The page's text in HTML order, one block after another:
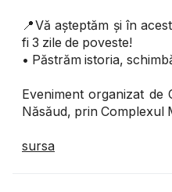
📍Vă așteptăm și în
fi 3 zile de poveste!
• Păstrăm istoria,
Eveniment organizat de
Năsăud, prin Complexul
sursa